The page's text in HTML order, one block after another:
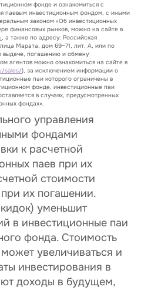
фонде и ознакомиться с
паевым инвестиционным фондом, с иными
законом «Об инвестиционных
финансовых рынков, можно на сайте в
, а также по адресу: Российская
Марата, дом 69–71, лит. А, или по
выдаче, погашению и обмену
агентов можно ознакомиться на сайте в
sales/), за исключением информации о
паи которого ограничены в
фонде, инвестиционные паи
в случаях, предусмотренных
фондах».
управления
фондами
к расчетной
паев при их
стоимости
их погашении.
уменьшит
в инвестиционные паи
фонда. Стоимость
увеличиваться и
инвестирования в
доходы в будущем,